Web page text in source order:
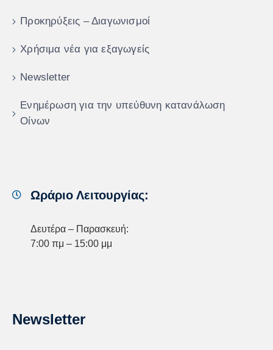
Προκηρύξεις – Διαγωνισμοί
Χρήσιμα νέα για εξαγωγείς
Newsletter
Ενημέρωση για την υπεύθυνη κατανάλωση
Οίνων
Ωράριο Λειτουργίας:
Δευτέρα – Παρασκευή:
7:00 πμ – 15:00 μμ
Newsletter